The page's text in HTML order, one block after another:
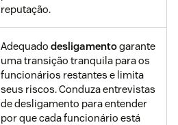
reputação.
Adequado desligamentogarante
uma transição tranquila para os
funcionários restantes e limita
seus riscos. Conduza entrevistas
de desligamento para entender
por que cada funcionário está